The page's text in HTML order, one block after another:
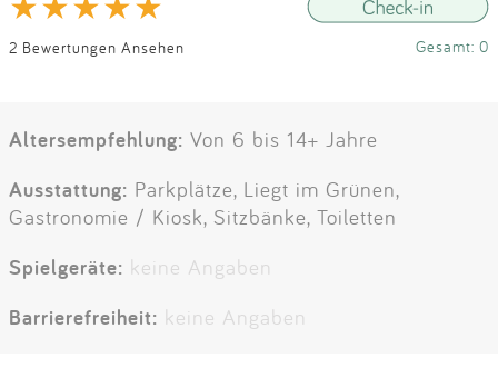
2 Bewertungen Ansehen Gesamt: 0
Altersempfehlung: Von 6 bis 14+ Jahre
Ausstattung: Parkplätze, Liegt im Grünen,
Gastronomie / Kiosk, Sitzbänke, Toiletten
Spielgeräte: keine Angaben
Barrierefreiheit: keine Angaben